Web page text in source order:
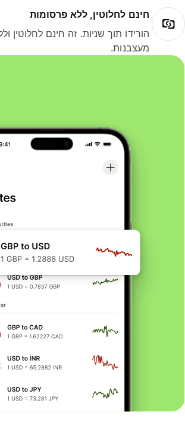
חינם לחלוטין, ללא פרסומות
הורידו תוך שניות. זה חינם לחלוטין
מעצבנות.